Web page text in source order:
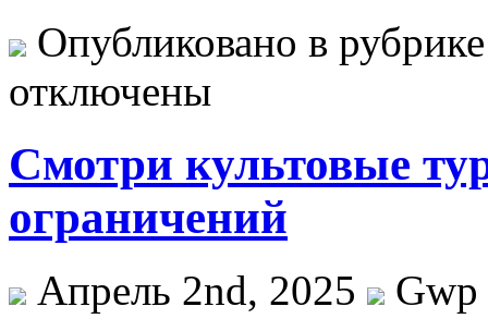
Опубликовано в
отключены
Смотри культовые
ограничений
Апрель 2nd, 2025
Gwp